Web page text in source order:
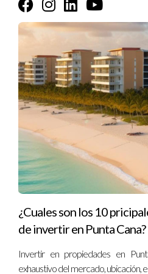
enormemente si sus decisiones
“El riesgo está presente
arte de la inversión
de ese riesgo.”
El Inversionista Educado:
análisis profundos. Sabe
cabeza, no con el corazón,
¿Cuales son los 10
de invertir en Punta Cana?
Invertir en propiedades en
exhaustivo del mercado, ubicación,